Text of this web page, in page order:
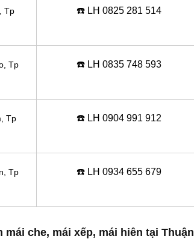
, Tp
☎️ LH 0825 281 514
, Tp
☎️ LH 0835 748 593
, Tp
☎️ LH 0904 991 912
, Tp
☎️ LH 0934 655 679
che, mái xếp, mái hiên tại Thuận